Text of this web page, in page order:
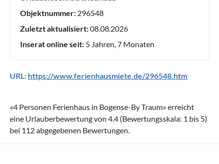
Objektnummer: 296548
Zuletzt aktualisiert:08.08.2026
Inserat online seit: 5 Jahren, 7 Monaten
URL: https://www.ferienhausmiete.de/296548.htm
«4 Personen Ferienhaus in Bogense-By Traum» erreicht
eine Urlauberbewertung von 4.4 (Bewertungsskala: 1 bis 5)
bei 112abgegebenen Bewertungen.